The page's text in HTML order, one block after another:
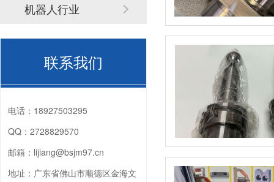
机器人行业
联系我们
电话： 18927503295
QQ： 2728829570
邮箱： lijiang@bsjm97.cn
地址： 广东省佛山市顺德区金海文